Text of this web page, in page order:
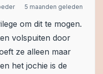
5 maanden geleden
om dit te mogen.
volspuiten door
ze alleen maar
het jochie is de